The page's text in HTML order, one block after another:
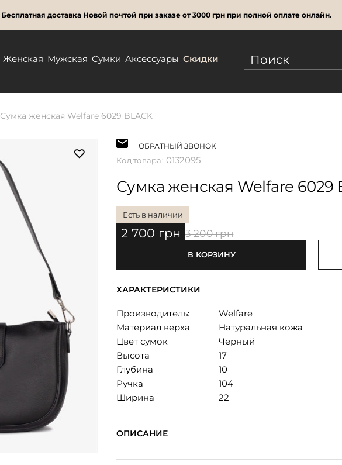
Бесплатная доставка Новой почтой при заказе от 3000 грн при полной оплате онлайн.
Женская Мужская Сумки Аксессуары Скидки
Сумка женская Welfare 6029 BLACK
ОБРАТНЫЙ ЗВОНОК
Код товара: 0132095
Сумка женская Welfare 6029
Есть в наличии
2 700 грн 3 200 грн
В КОРЗИНУ
ХАРАКТЕРИСТИКИ
Производитель:
Welfare
Материал верха
Натуральная кожа
Цвет сумок
Черный
Высота
17
Глубина
10
Ручка
104
Ширина
22
ОПИСАНИЕ